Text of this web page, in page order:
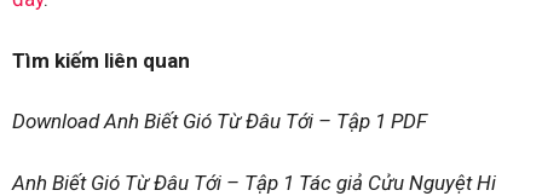
Tìm kiếm liên quan
Download Anh Biết Gió Từ Đâu Tới – Tập 1 PDF
Anh Biết Gió Từ Đâu Tới – Tập 1 Tác giả Cửu Nguyệt Hi